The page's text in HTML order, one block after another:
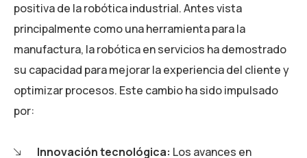
positiva de la robótica industrial. Antes vista
principalmente como una herramienta para la
manufactura, la robótica en servicios ha demostrado
su capacidad para mejorar la experiencia del cliente y
optimizar procesos. Este cambio ha sido impulsado
por:
Innovación tecnológica: Los avances en